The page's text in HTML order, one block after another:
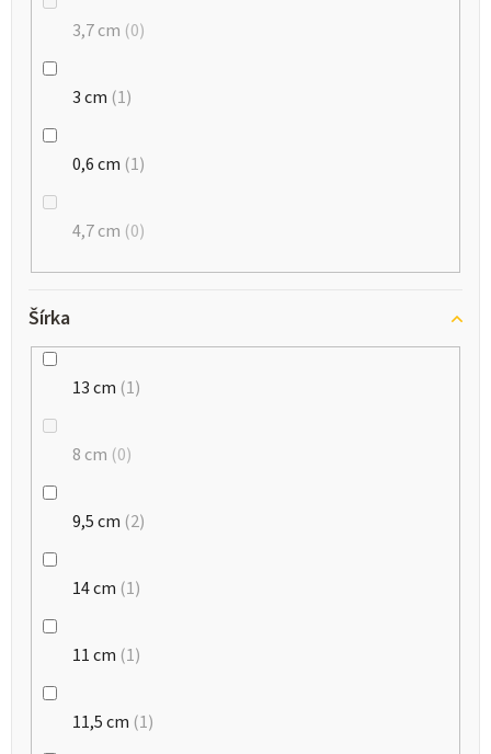
3,7 cm 0
3 cm 1
0,6 cm 1
4,7 cm 0
Šírka
13 cm 1
8 cm 0
9,5 cm 2
14 cm 1
11 cm 1
11,5 cm 1